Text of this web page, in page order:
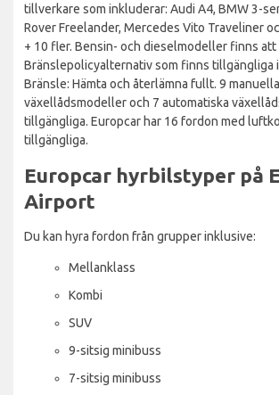
tillverkare som inkluderar: Audi A4, BMW 3-
Rover Freelander, Mercedes Vito Traveliner
+ 10 fler. Bensin- och dieselmodeller finns att
Bränslepolicyalternativ som finns tillgängliga
Bränsle: Hämta och återlämna fullt. 9 manuella
växellådsmodeller och 7 automatiska
tillgängliga. Europcar har 16 fordon med
tillgängliga.
Europcar hyrbilstyper på
Airport
Du kan hyra fordon från grupper inklusive:
Mellanklass
Kombi
SUV
9-sitsig minibuss
7-sitsig minibuss